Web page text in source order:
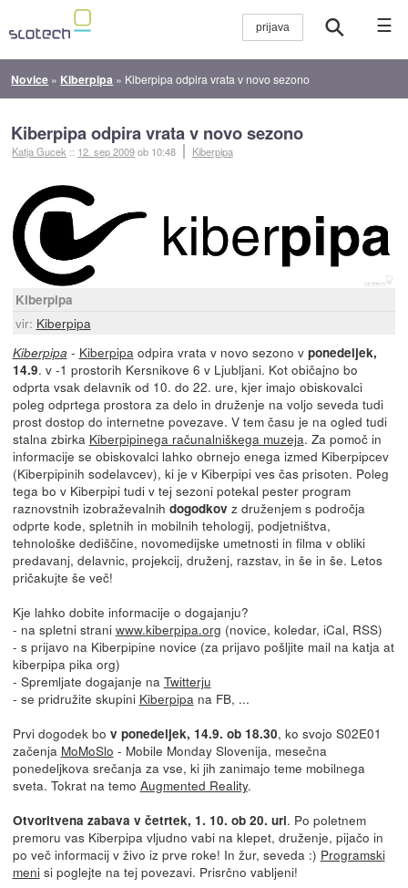
☰
Novice » Kiberpipa » Kiberpipa odpira vrata v novo sezono
Kiberpipa odpira vrata v novo sezono
Katja Gucek :: 12. sep 2009ob 10:48 Kiberpipa
Kiberpipa
vir: Kiberpipa
Kiberpipa - Kiberpipaodpira vrata v novo sezono vponedeljek,
14.9. v -1 prostorih Kersnikove 6 v Ljubljani. Kot običajno bo
odprta vsak delavnik od 10. do 22. ure, kjer imajo obiskovalci
poleg odprtega prostora za delo in druženje na voljo seveda tudi
prost dostop do internetne povezave. V tem času je na ogled tudi
stalna zbirka Kiberpipinega računalniškega muzeja. Za pomoč in
informacije se obiskovalci lahko obrnejo enega izmed Kiberpipcev
(Kiberpipinih sodelavcev), ki je v Kiberpipi ves čas prisoten. Poleg
tega bo v Kiberpipi tudi v tej sezoni potekal pester program
raznovstnih izobraževalnih dogodkov z druženjem s področja
odprte kode, spletnih in mobilnih tehologij, podjetništva,
tehnološke dediščine, novomedijske umetnosti in filma v obliki
predavanj, delavnic, projekcij, druženj, razstav, in še in še. Letos
pričakujte še več!
Kje lahko dobite informacije o dogajanju?
- na spletni strani www.kiberpipa.org (novice, koledar, iCal, RSS)
- s prijavo na Kiberpipine novice (za prijavo pošljite mail na katja at
kiberpipa pika org)
- Spremljate dogajanje na Twitterju
- se pridružite skupini Kiberpipana FB, ...
Prvi dogodek bo v ponedeljek, 14.9. ob 18.30, ko svojo S02E01
začenja MoMoSlo - Mobile Monday Slovenija, mesečna
ponedeljkova srečanja za vse, ki jih zanimajo teme mobilnega
sveta. Tokrat na temo Augmented Reality.
Otvoritvena zabava v četrtek, 1. 10. ob 20. uri. Po poletnem
premoru vas Kiberpipa vljudno vabi na klepet, druženje, pijačo in
po več informacij v živo iz prve roke! In žur, seveda :) Programski
menisi poglejte na tej povezavi. Prisrčno vabljeni!